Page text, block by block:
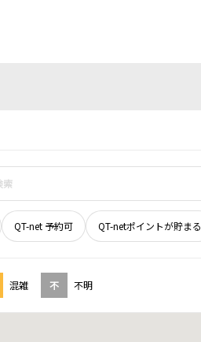
QT-net 予約可 QT-netポイントが貯まる
混雑 不 不明